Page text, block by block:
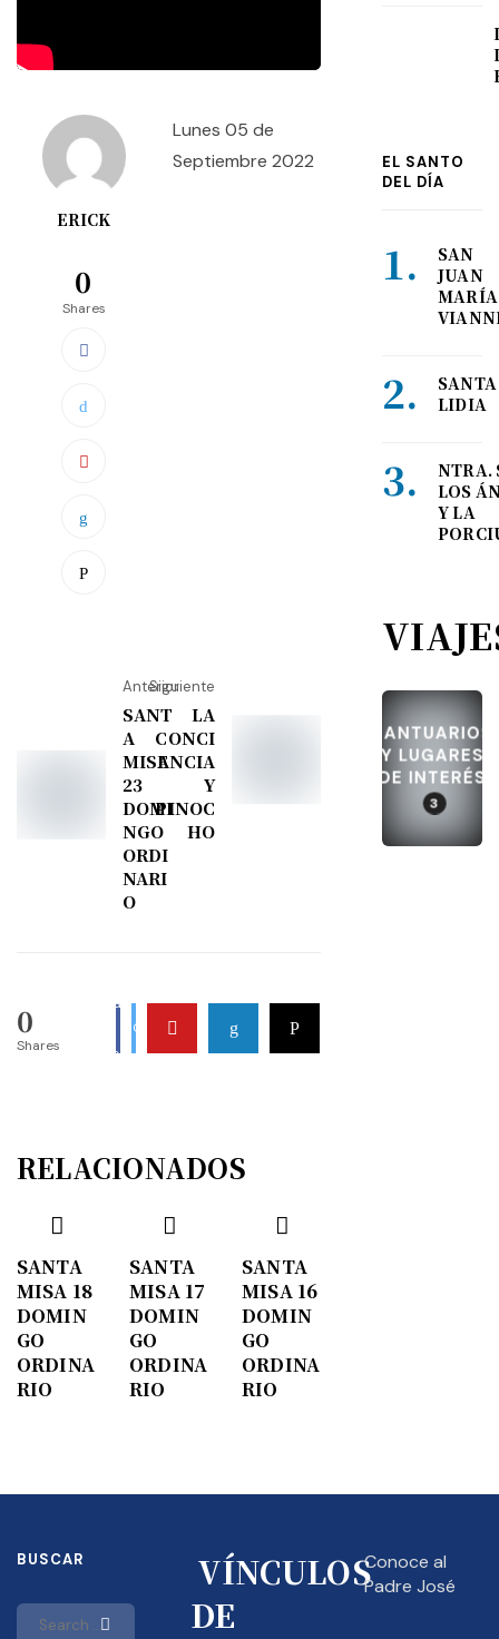
ERICK
0
Shares
Lunes 05 de
Septiembre 2022
Anterior
SANT
A
MISA
23
DOMI
NGO
ORDI
NARI
O
Siguiente
LA
CONCI
ENCIA
Y
PINOC
HO
0
Shares
Share On
Facebook
On
RELACIONADOS
SANTA
MISA 18
DOMIN
GO
ORDINA
RIO
SANTA
MISA 17
DOMIN
GO
ORDINA
RIO
SANTA
MISA 16
DOMIN
GO
ORDINA
RIO
EL SANTO
DEL DÍA
SAN
JUAN
MARÍA
SANTA
LIDIA
NTRA.
LOS
Y LA
SANTUARIOS
Y LUGARES
DE INTERÉS
3
BUSCAR
VÍNCULOS
DE
Conoce al
Padre José